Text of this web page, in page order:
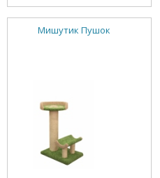
Мишутик Пушок